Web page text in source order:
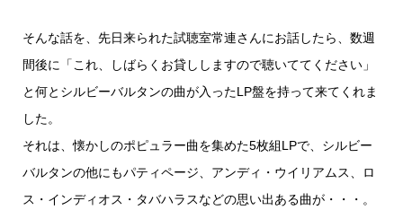
そんな話を、先日来られた試聴室常連さんにお話したら、数週
間後に「これ、しばらくお貸ししますので聴いててください」
と何とシルビーバルタンの曲が入ったLP盤を持って来てくれま
した。
それは、懐かしのポピュラー曲を集めた5枚組LPで、シルビー
バルタンの他にもパティページ、アンディ・ウイリアムス、ロ
ス・インディオス・タバハラスなどの思い出ある曲が・・・。